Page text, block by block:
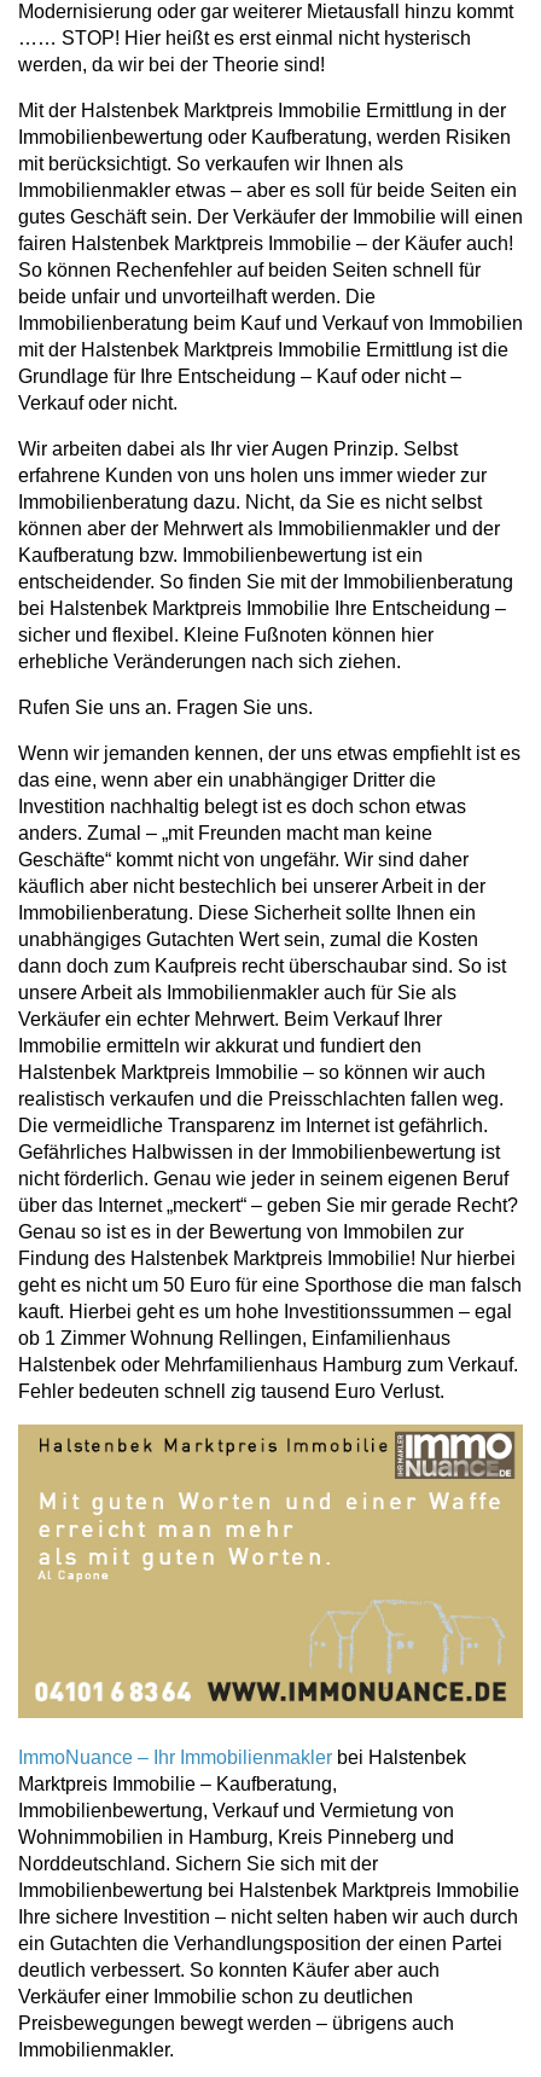
Modernisierung oder gar weiterer Mietausfall hinzu kommt
…… STOP! Hier heißt es erst einmal nicht hysterisch
werden, da wir bei der Theorie sind!
Mit der Halstenbek Marktpreis Immobilie Ermittlung in der
Immobilienbewertung oder Kaufberatung, werden Risiken
mit berücksichtigt. So verkaufen wir Ihnen als
Immobilienmakler etwas – aber es soll für beide Seiten ein
gutes Geschäft sein. Der Verkäufer der Immobilie will einen
fairen Halstenbek Marktpreis Immobilie – der Käufer auch!
So können Rechenfehler auf beiden Seiten schnell für
beide unfair und unvorteilhaft werden. Die
Immobilienberatung beim Kauf und Verkauf von Immobilien
mit der Halstenbek Marktpreis Immobilie Ermittlung ist die
Grundlage für Ihre Entscheidung – Kauf oder nicht –
Verkauf oder nicht.
Wir arbeiten dabei als Ihr vier Augen Prinzip. Selbst
erfahrene Kunden von uns holen uns immer wieder zur
Immobilienberatung dazu. Nicht, da Sie es nicht selbst
können aber der Mehrwert als Immobilienmakler und der
Kaufberatung bzw. Immobilienbewertung ist ein
entscheidender. So finden Sie mit der Immobilienberatung
bei Halstenbek Marktpreis Immobilie Ihre Entscheidung –
sicher und flexibel. Kleine Fußnoten können hier
erhebliche Veränderungen nach sich ziehen.
Rufen Sie uns an. Fragen Sie uns.
Wenn wir jemanden kennen, der uns etwas empfiehlt ist es
das eine, wenn aber ein unabhängiger Dritter die
Investition nachhaltig belegt ist es doch schon etwas
anders. Zumal – „mit Freunden macht man keine
Geschäfte“ kommt nicht von ungefähr. Wir sind daher
käuflich aber nicht bestechlich bei unserer Arbeit in der
Immobilienberatung. Diese Sicherheit sollte Ihnen ein
unabhängiges Gutachten Wert sein, zumal die Kosten
dann doch zum Kaufpreis recht überschaubar sind. So ist
unsere Arbeit als Immobilienmakler auch für Sie als
Verkäufer ein echter Mehrwert. Beim Verkauf Ihrer
Immobilie ermitteln wir akkurat und fundiert den
Halstenbek Marktpreis Immobilie – so können wir auch
realistisch verkaufen und die Preisschlachten fallen weg.
Die vermeidliche Transparenz im Internet ist gefährlich.
Gefährliches Halbwissen in der Immobilienbewertung ist
nicht förderlich. Genau wie jeder in seinem eigenen Beruf
über das Internet „meckert“ – geben Sie mir gerade Recht?
Genau so ist es in der Bewertung von Immobilen zur
Findung des Halstenbek Marktpreis Immobilie! Nur hierbei
geht es nicht um 50 Euro für eine Sporthose die man falsch
kauft. Hierbei geht es um hohe Investitionssummen – egal
ob 1 Zimmer Wohnung Rellingen, Einfamilienhaus
Halstenbek oder Mehrfamilienhaus Hamburg zum Verkauf.
Fehler bedeuten schnell zig tausend Euro Verlust.
ImmoNuance – Ihr Immobilienmakler bei Halstenbek
Marktpreis Immobilie – Kaufberatung,
Immobilienbewertung, Verkauf und Vermietung von
Wohnimmobilien in Hamburg, Kreis Pinneberg und
Norddeutschland. Sichern Sie sich mit der
Immobilienbewertung bei Halstenbek Marktpreis Immobilie
Ihre sichere Investition – nicht selten haben wir auch durch
ein Gutachten die Verhandlungsposition der einen Partei
deutlich verbessert. So konnten Käufer aber auch
Verkäufer einer Immobilie schon zu deutlichen
Preisbewegungen bewegt werden – übrigens auch
Immobilienmakler.